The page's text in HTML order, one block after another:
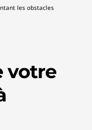
les obstacles
votre